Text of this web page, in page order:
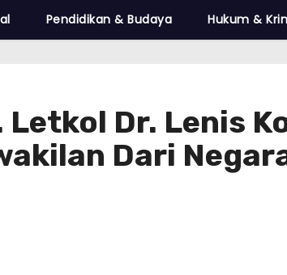
Pendidikan & Budaya Hukum &
Dr. Lenis
Dari